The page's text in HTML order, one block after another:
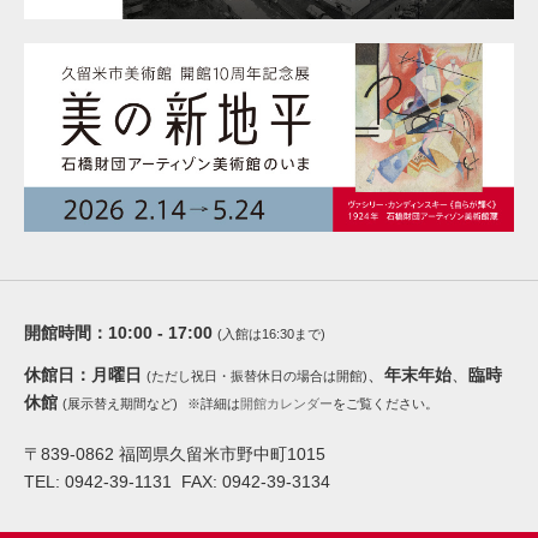
開館時間： 10:00 - 17:00 (入館は16:30まで)
休館日： 月曜日 (ただし祝日・振替休日の場合は開館) 年末年始
臨時
休館 (展示替え期間など) ※詳細は開館カレンダーをご覧ください。
〒839-0862 福岡県久留米市野中町1015
TEL: 0942-39-1131 FAX: 0942-39-3134